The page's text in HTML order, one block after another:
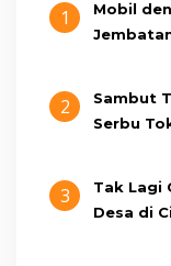
1
Mobil
2
Sambut
Serbu
3
Tak Lagi
Desa di